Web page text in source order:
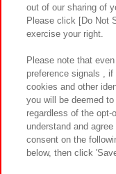
プライバシーポリシー
お取引先さま
カスタマーハラスメン
out of our sharing of
Please click [Do Not
exercise your right.
Please note that
preference signals ,
cookies and other
you will be deemed
regardless of the
understand and
consent on the
below, then click